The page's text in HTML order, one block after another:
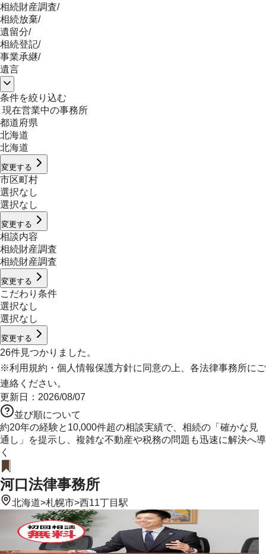
相続財産調査/
相続放棄/
遺留分/
相続登記/
事業承継/
遺言
条件を絞り込む
現在営業中の事務所
都道府県
北海道
北海道
変更する
市区町村
選択なし
選択なし
変更する
相談内容
相続財産調査
相続財産調査
変更する
こだわり条件
選択なし
選択なし
変更する
26件見つかりました。
※利用規約 ・ 個人情報保護方針に同意の上、各法律事務所にご
連絡ください。
更新日： 2026/08/07
並び順について
約20年の経験と10,000件超の相談実績で、相続の「確かな見
通し」を提示し、複雑な不動産や税務の問題も迅速に解決へ導
く
河口法律事務所
北海道>札幌市>西11丁目駅